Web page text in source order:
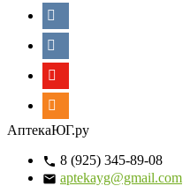
АптекаЮГ.ру
8 (925) 345-89-08
aptekayg@gmail.com